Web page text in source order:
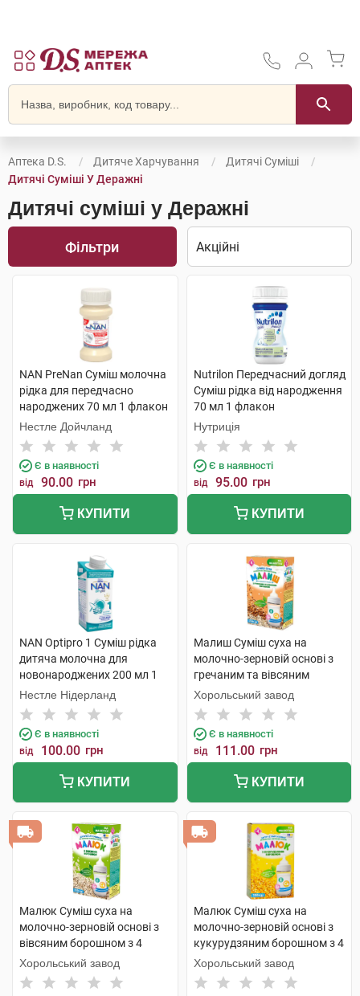
Аптека D.S. Дитяче Харчування
Дитячі Суміші
Дитячі Суміші У Деражні
Дитячі суміші у Деражні
Фільтри
NAN PreNan Суміш молочна
рідка для передчасно
народжених 70 мл 1 флакон
Нестле Дойчланд
Є в наявності
від 90.00 грн
КУПИТИ
Nutrilon Передчасний догляд
Суміш рідка від народження
70 мл 1 флакон
Нутриція
Є в наявності
від 95.00 грн
КУПИТИ
NAN Optipro 1 Суміш рідка
дитяча молочна для
новонароджених 200 мл 1
пляшка
Нестле Нідерланд
Є в наявності
від 100.00 грн
КУПИТИ
Малиш Суміш суха на
молочно-зерновій основі з
гречаним та вівсяним
борошном від 6 місяців 350 г
1 коробка
Хорольський завод
Є в наявності
від 111.00 грн
КУПИТИ
Малюк Суміш суха на
молочно-зерновій основі з
вівсяним борошном з 4
місяців 350 г 1 коробка
Хорольський завод
Малюк Суміш суха на
молочно-зерновій основі з
кукурудзяним борошном з 4
місяців 350 г 1 коробка
Хорольський завод